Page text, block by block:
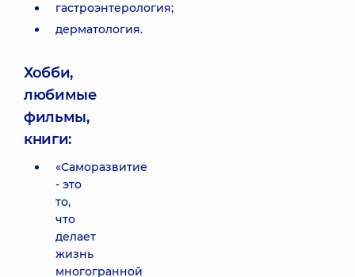
гастроэнтерология;
дерматология.
Хобби,
любимые
фильмы,
книги:
«Саморазвитие
- это
то,
что
делает
жизнь
многогранной